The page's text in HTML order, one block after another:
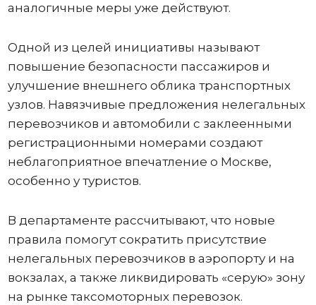
аналогичные меры уже действуют.
Одной из целей инициативы называют
повышение безопасности пассажиров и
улучшение внешнего облика транспортных
узлов. Навязчивые предложения нелегальных
перевозчиков и автомобили с заклеенными
регистрационными номерами создают
неблагоприятное впечатление о Москве,
особенно у туристов.
В департаменте рассчитывают, что новые
правила помогут сократить присутствие
нелегальных перевозчиков в аэропорту и на
вокзалах, а также ликвидировать «серую» зону
на рынке таксомоторных перевозок.